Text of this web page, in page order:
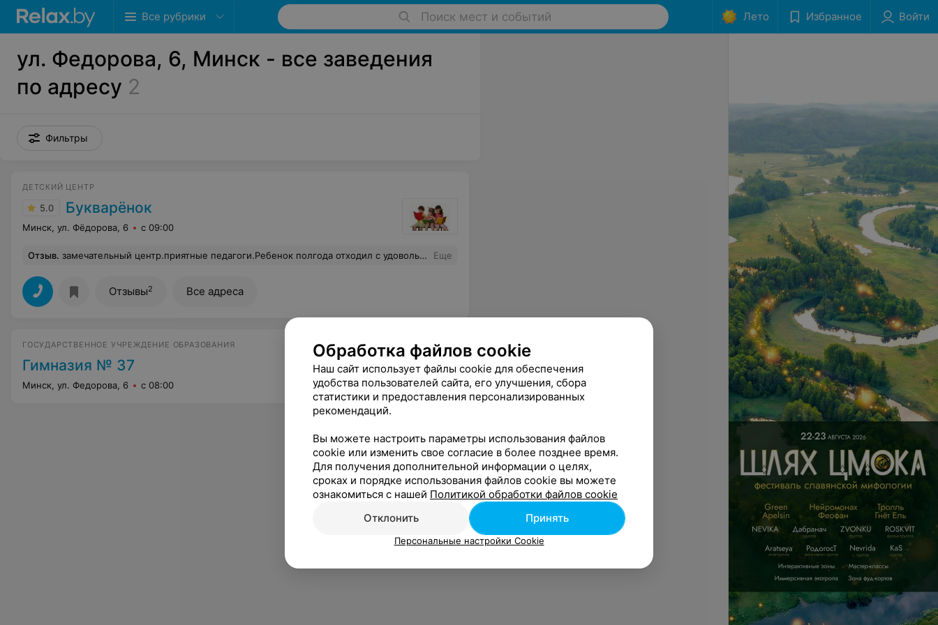
Все рубрики Поиск мест и событий Лето Избранное Войти
ул. Федорова, 6, Минск - все заведения
по адресу 2
Фильтры
ДЕТСКИЙ ЦЕНТР
5.0 Букварёнок
Минск, ул. Фёдорова, 6 с 09:00
Отзыв. замечательный центр.приятные педагоги.Ребенок полгода отходил с удовольствием,собираемся ходить и дальше Еще
Отзывы2 Все адреса
ГОСУДАРСТВЕННОЕ УЧРЕЖДЕНИЕ ОБРАЗОВАНИЯ
Гимназия № 37
Минск, ул. Федорова, 6 с 08:00
Обработка файлов cookie
Наш сайт использует файлы cookie для обеспечения
удобства пользователей сайта, его улучшения, сбора
статистики и предоставления персонализированных
рекомендаций.
Вы можете настроить параметры использования файлов
cookie или изменить свое согласие в более позднее время.
Для получения дополнительной информации о целях,
сроках и порядке использования файлов cookie вы можете
ознакомиться с нашей Политикой обработки файлов cookie
Отклонить
Принять
Персональные настройки Cookie